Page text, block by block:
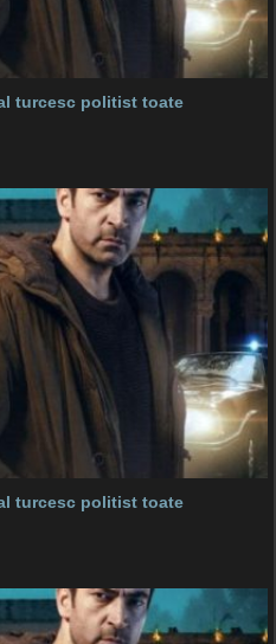
turcesc politist toate
turcesc politist toate